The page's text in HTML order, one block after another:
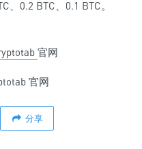
0.2 BTC、0.1 BTC。
官网
官网
分享